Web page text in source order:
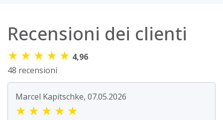
Recensioni dei clienti
★ ★ ★ ★ ★ 4,96
48 recensioni
Marcel Kapitschke, 07.05.2026
★ ★ ★ ★ ★